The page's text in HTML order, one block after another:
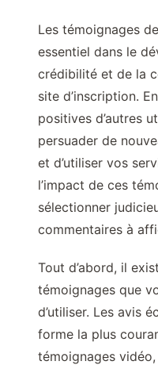
Les témoignages
essentiel dans le
crédibilité et de la
site d’inscription.
positives d’autres
persuader de
et d’utiliser vos
l’impact de ces
sélectionner
commentaires à
Tout d’abord, il
témoignages que
d’utiliser. Les avis
forme la plus
témoignages